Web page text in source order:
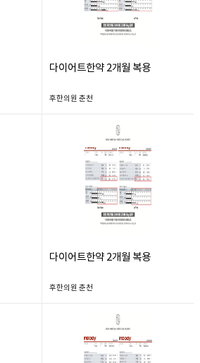
다이어트한약 2개월 복용
후한의원 춘천
다이어트한약 2개월 복용
후한의원 춘천